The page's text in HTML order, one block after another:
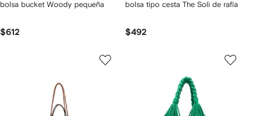
bolsa bucket Woody pequeña
$612
bolsa tipo cesta The Soli de rafia
$492